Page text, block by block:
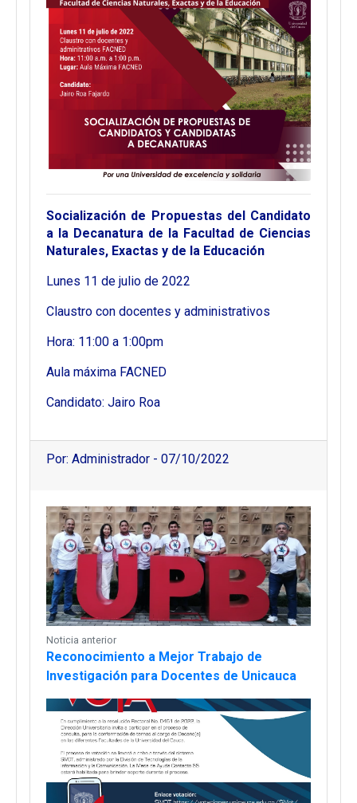
Socialización de Propuestas del Candidato
a la Decanatura de la Facultad de Ciencias
Naturales, Exactas y de la Educación
Lunes 11 de julio de 2022
Claustro con docentes y administrativos
Hora: 11:00 a 1:00pm
Aula máxima FACNED
Candidato: Jairo Roa
Por: Administrador - 07/10/2022
Noticia anterior
Reconocimiento a Mejor Trabajo de
Investigación para Docentes de Unicauca